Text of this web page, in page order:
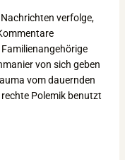
verfolge,
von sich geben
vom dauernden
Polemik benutzt